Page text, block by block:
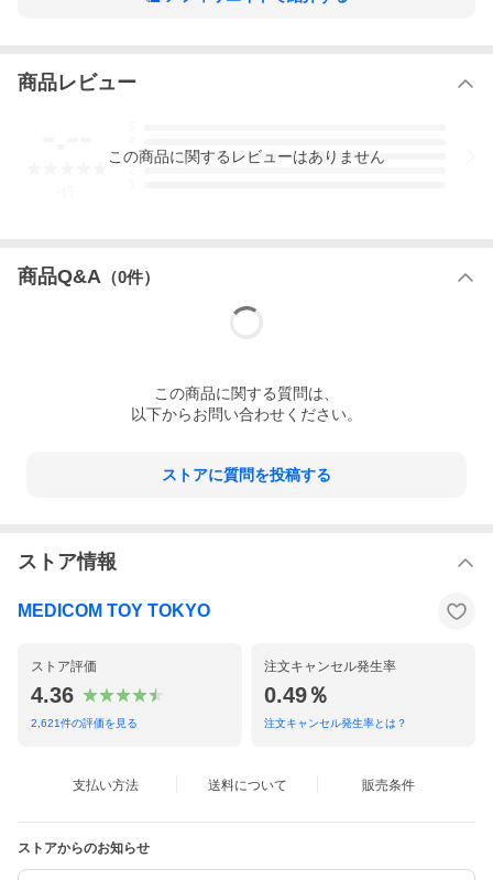
商品レビュー
3
この商品に関するレビューはありません
商品Q&A （0件）
この商品に関する質問は、
以下からお問い合わせください。
ストアに質問を投稿する
ストア情報
MEDICOM TOY TOKYO
ストア評価
4.36
2,621件の評価を見る
注文キャンセル発生率
0.49％
注文キャンセル発生率とは？
支払い方法 送料について 販売条件
ストアからのお知らせ